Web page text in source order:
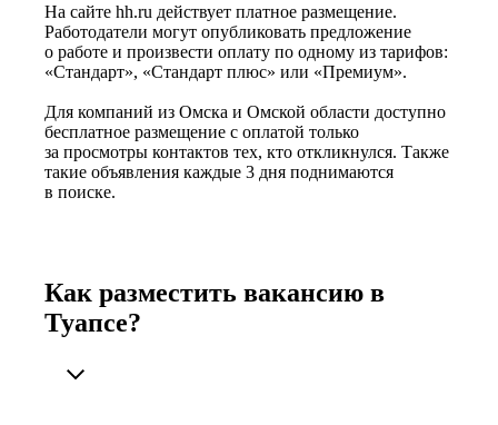
На сайте hh.ru действует платное размещение.
Работодатели могут опубликовать предложение
о работе и произвести оплату по одному из тарифов:
«Стандарт», «Стандарт плюс» или «Премиум».
Для компаний из Омска и Омской области доступно
бесплатное размещение с оплатой только
за просмотры контактов тех, кто откликнулся. Также
такие объявления каждые 3 дня поднимаются
в поиске.
Как разместить вакансию в
Туапсе?